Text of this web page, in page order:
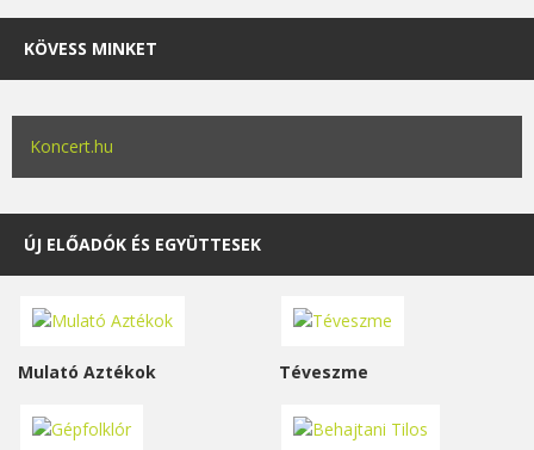
KÖVESS MINKET
Koncert.hu
ÚJ ELŐADÓK ÉS EGYÜTTESEK
Mulató Aztékok Téveszme